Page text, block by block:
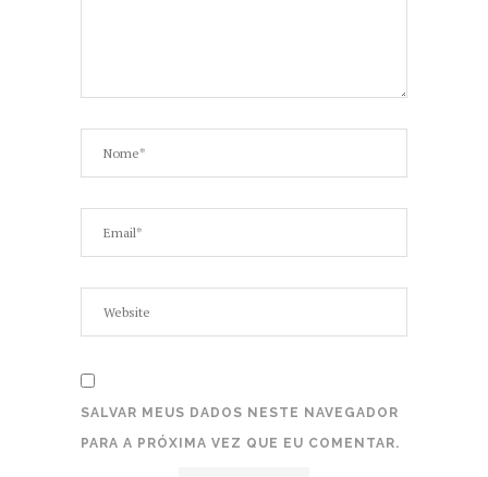
SALVAR MEUS DADOS NESTE NAVEGADOR
PARA A PRÓXIMA VEZ QUE EU COMENTAR.